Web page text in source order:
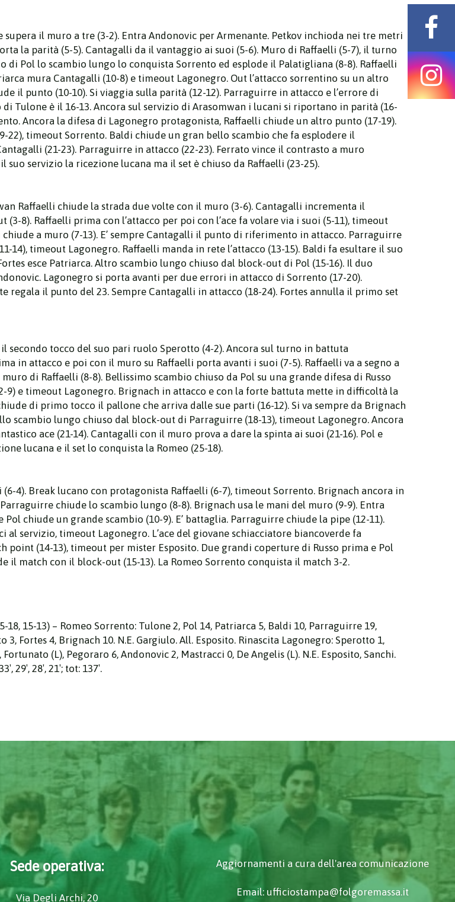
supera il muro a tre (3-2). Entra Andonovic per Armenante. Petkov inchioda nei tre metri
la parità (5-5). Cantagalli da il vantaggio ai suoi (5-6). Muro di Raffaelli (5-7), il turno
di Pol lo scambio lungo lo conquista Sorrento ed esplode il Palatigliana (8-8). Raffaelli
mura Cantagalli (10-8) e timeout Lagonegro. Out l’attacco sorrentino su un altro
il punto (10-10). Si viaggia sulla parità (12-12). Parraguirre in attacco e l’errore di
Tulone è il 16-13. Ancora sul servizio di Arasomwan i lucani si riportano in parità (16-
Ancora la difesa di Lagonegro protagonista, Raffaelli chiude un altro punto (17-19).
22), timeout Sorrento. Baldi chiude un gran bello scambio che fa esplodere il
(21-23). Parraguirre in attacco (22-23). Ferrato vince il contrasto a muro
servizio la ricezione lucana ma il set è chiuso da Raffaelli (23-25).
Raffaelli chiude la strada due volte con il muro (3-6). Cantagalli incrementa il
8). Raffaelli prima con l’attacco per poi con l’ace fa volare via i suoi (5-11), timeout
a muro (7-13). E’ sempre Cantagalli il punto di riferimento in attacco. Parraguirre
timeout Lagonegro. Raffaelli manda in rete l’attacco (13-15). Baldi fa esultare il suo
esce Patriarca. Altro scambio lungo chiuso dal block-out di Pol (15-16). Il duo
Lagonegro si porta avanti per due errori in attacco di Sorrento (17-20).
regala il punto del 23. Sempre Cantagalli in attacco (18-24). Fortes annulla il primo set
secondo tocco del suo pari ruolo Sperotto (4-2). Ancora sul turno in battuta
in attacco e poi con il muro su Raffaelli porta avanti i suoi (7-5). Raffaelli va a segno a
di Raffaelli (8-8). Bellissimo scambio chiuso da Pol su una grande difesa di Russo
9) e timeout Lagonegro. Brignach in attacco e con la forte battuta mette in difficoltà la
di primo tocco il pallone che arriva dalle sue parti (16-12). Si va sempre da Brignach
scambio lungo chiuso dal block-out di Parraguirre (18-13), timeout Lagonegro. Ancora
ace (21-14). Cantagalli con il muro prova a dare la spinta ai suoi (21-16). Pol e
lucana e il set lo conquista la Romeo (25-18).
4). Break lucano con protagonista Raffaelli (6-7), timeout Sorrento. Brignach ancora in
chiude lo scambio lungo (8-8). Brignach usa le mani del muro (9-9). Entra
chiude un grande scambio (10-9). E’ battaglia. Parraguirre chiude la pipe (12-11).
servizio, timeout Lagonegro. L’ace del giovane schiacciatore biancoverde fa
(14-13), timeout per mister Esposito. Due grandi coperture di Russo prima e Pol
match con il block-out (15-13). La Romeo Sorrento conquista il match 3-2.
15-13) – Romeo Sorrento: Tulone 2, Pol 14, Patriarca 5, Baldi 10, Parraguirre 19,
3, Fortes 4, Brignach 10. N.E. Gargiulo. All. Esposito. Rinascita Lagonegro: Sperotto 1,
(L), Pegoraro 6, Andonovic 2, Mastracci 0, De Angelis (L). N.E. Esposito, Sanchi.
29′, 28′, 21′; tot: 137′.
Sede operativa:
Via Degli Archi, 20
Aggiornamenti a cura dell'area comunicazione
Email: ufficiostampa@folgoremassa.it